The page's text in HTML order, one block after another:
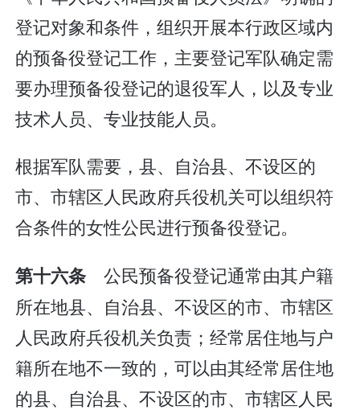
登记对象和条件，组织开展本行政区域内
的预备役登记工作，主要登记军队确定需
要办理预备役登记的退役军人，以及专业
技术人员、专业技能人员。
根据军队需要，县、自治县、不设区的
市、市辖区人民政府兵役机关可以组织符
合条件的女性公民进行预备役登记。
第十六条公民预备役登记通常由其户籍
所在地县、自治县、不设区的市、市辖区
人民政府兵役机关负责；经常居住地与户
籍所在地不一致的，可以由其经常居住地
的县、自治县、不设区的市、市辖区人民